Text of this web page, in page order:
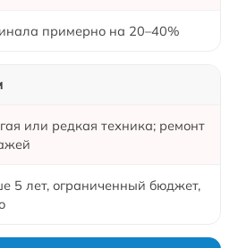
примерно на 20–40%
или редкая техника; ремонт
5 лет, ограниченный бюджет,